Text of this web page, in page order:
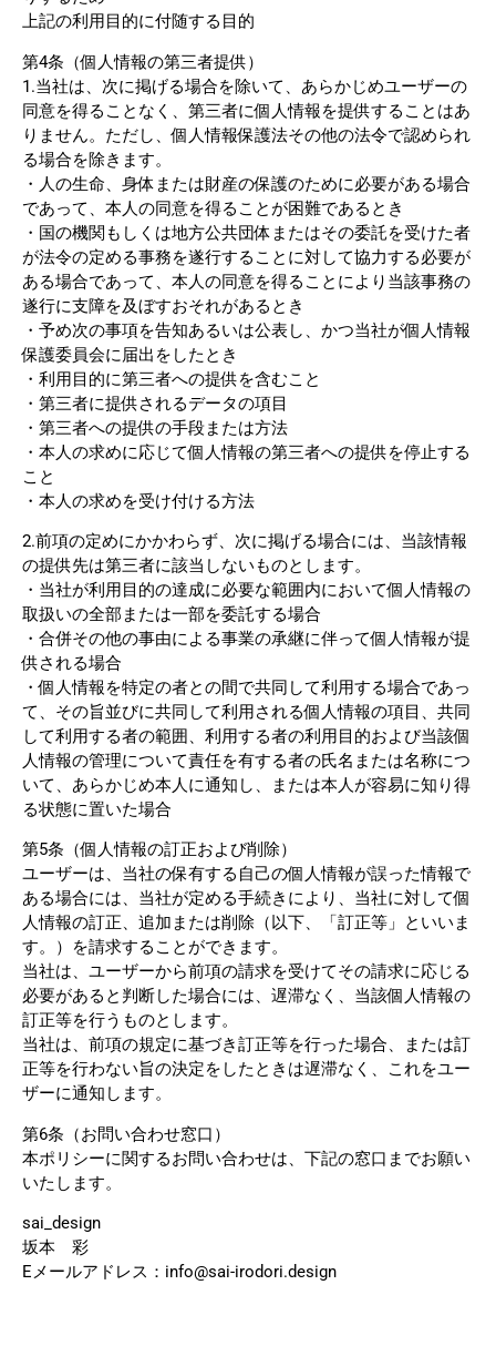
上記の利用目的に付随する目的
第4条（個人情報の第三者提供）
1.当社は、次に掲げる場合を除いて、あらかじめユーザーの
同意を得ることなく、第三者に個人情報を提供することはあ
りません。ただし、個人情報保護法その他の法令で認められ
る場合を除きます。
・人の生命、身体または財産の保護のために必要がある場合
であって、本人の同意を得ることが困難であるとき
・国の機関もしくは地方公共団体またはその委託を受けた者
が法令の定める事務を遂行することに対して協力する必要が
ある場合であって、本人の同意を得ることにより当該事務の
遂行に支障を及ぼすおそれがあるとき
・予め次の事項を告知あるいは公表し、かつ当社が個人情報
保護委員会に届出をしたとき
・利用目的に第三者への提供を含むこと
・第三者に提供されるデータの項目
・第三者への提供の手段または方法
・ 本人の求めに応じて個人情報の第三者への提供を停止する
こと
・本人の求めを受け付ける方法
2.前項の定めにかかわらず、次に掲げる場合には、当該情報
の提供先は第三者に該当しないものとします。
・当社が利用目的の達成に必要な範囲内において個人情報の
取扱いの全部または一部を委託する場合
・合併その他の事由による事業の承継に伴って個人情報が提
供される場合
・個人情報を特定の者との間で共同して利用する場合であっ
て、その旨並びに共同して利用される個人情報の項目、共同
して利用する者の範囲、利用する者の利用目的および当該個
人情報の管理について責任を有する者の氏名または名称につ
いて、あらかじめ本人に通知し、または本人が容易に知り得
る状態に置いた場合
第5条（個人情報の訂正および削除）
ユーザーは、当社の保有する自己の個人情報が誤った情報で
ある場合には、当社が定める手続きにより、当社に対して個
人情報の訂正、追加または削除（以下、「訂正等」といいま
す。）を請求することができます。
当社は、ユーザーから前項の請求を受けてその請求に応じる
必要があると判断した場合には、遅滞なく、当該個人情報の
訂正等を行うものとします。
当社は、前項の規定に基づき訂正等を行った場合、または訂
正等を行わない旨の決定をしたときは遅滞なく、これをユー
ザーに通知します。
第6条（お問い合わせ窓口）
本ポリシーに関するお問い合わせは、下記の窓口までお願い
いたします。
sai_design
坂本 彩
Eメールアドレス：info@sai-irodori.design